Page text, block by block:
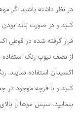
در نظر داشته باشید اگر
کنید و در صورت بلند بودن
قرار گرفته شده در قوطی
از نصف تیوپ رنگ
اکسیدان استفاده نمایید.
کنید و با فرچه موجود در
بنمایید. سپس موها را